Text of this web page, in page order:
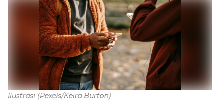
Ilustrasi (Pexels/Keira Burton)